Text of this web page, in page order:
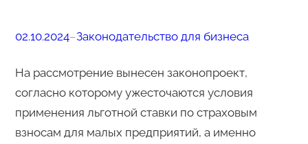
02.10.2024–Законодательство для бизнеса
На рассмотрение вынесен законопроект,
согласно которому ужесточаются условия
применения льготной ставки по страховым
взносам для малых предприятий, а именно